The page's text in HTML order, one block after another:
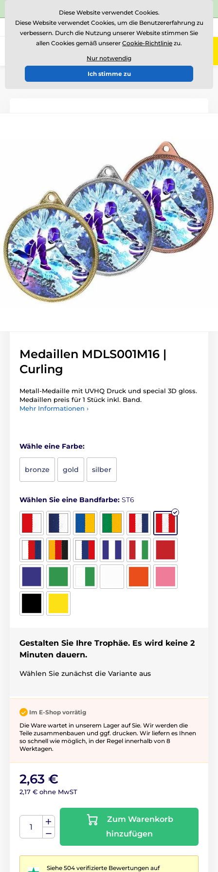
⭐Siehe 504 verifizierte Bewertungen auf
Rufen Sie uns an (Mo-Fr 15-18) +43 676 361 37 22
0
Einführung
Medaillen aus Metall
Medaillen MDLS001M16 |
Curling
Metall-Medaille mit UVHQ Druck und special 3D gloss.
Medaillen preis für 1 Stück inkl. Band.
Mehr Informationen ›
Wähle eine Farbe:
bronze gold silber
Wählen Sie eine Bandfarbe: ST6
Gestalten Sie Ihre Trophäe. Es wird keine 2
Minuten dauern.
Wählen Sie zunächst die Variante aus
Im E-Shop vorrätig
Die Ware wartet in unserem Lager auf Sie. Wir werden die
Teile zusammenbauen und ggf. drucken. Wir liefern es Ihnen
so schnell wie möglich, in der Regel innerhalb von 8
Werktagen.
2,63 €
2,17 € ohne MwST
Zum Warenkorb
hinzufügen
Siehe 504 verifizierte Bewertungen auf
Diese Website verwendet Cookies.
Diese Website verwendet Cookies, um die Benutzererfahrung zu
verbessern. Durch die Nutzung unserer Website stimmen Sie
allen Cookies gemäß unserer Cookie-Richtlinie zu.
Nur notwendig
Ich stimme zu